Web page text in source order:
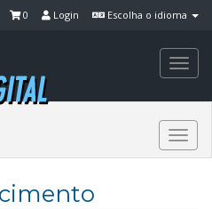
Escolha o idioma
Login
0